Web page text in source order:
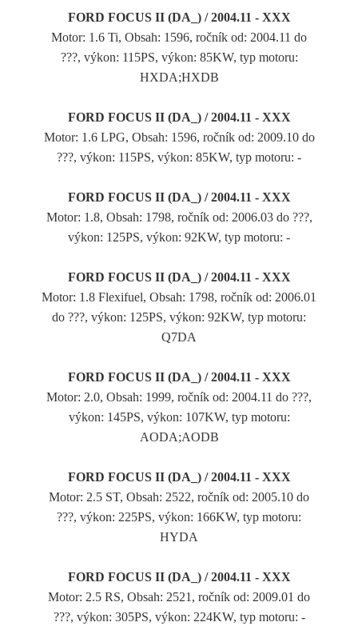
FORD FOCUS II (DA_) / 2004.11 - XXX
Motor: 1.6 Ti, Obsah: 1596, ročník od: 2004.11 do
???, výkon: 115PS, výkon: 85KW, typ motoru:
HXDA;HXDB
FORD FOCUS II (DA_) / 2004.11 - XXX
Motor: 1.6 LPG, Obsah: 1596, ročník od: 2009.10 do
???, výkon: 115PS, výkon: 85KW, typ motoru: -
FORD FOCUS II (DA_) / 2004.11 - XXX
Motor: 1.8, Obsah: 1798, ročník od: 2006.03 do ???,
výkon: 125PS, výkon: 92KW, typ motoru: -
FORD FOCUS II (DA_) / 2004.11 - XXX
Motor: 1.8 Flexifuel, Obsah: 1798, ročník od: 2006.01
do ???, výkon: 125PS, výkon: 92KW, typ motoru:
Q7DA
FORD FOCUS II (DA_) / 2004.11 - XXX
Motor: 2.0, Obsah: 1999, ročník od: 2004.11 do ???,
výkon: 145PS, výkon: 107KW, typ motoru:
AODA;AODB
FORD FOCUS II (DA_) / 2004.11 - XXX
Motor: 2.5 ST, Obsah: 2522, ročník od: 2005.10 do
???, výkon: 225PS, výkon: 166KW, typ motoru:
HYDA
FORD FOCUS II (DA_) / 2004.11 - XXX
Motor: 2.5 RS, Obsah: 2521, ročník od: 2009.01 do
???, výkon: 305PS, výkon: 224KW, typ motoru: -